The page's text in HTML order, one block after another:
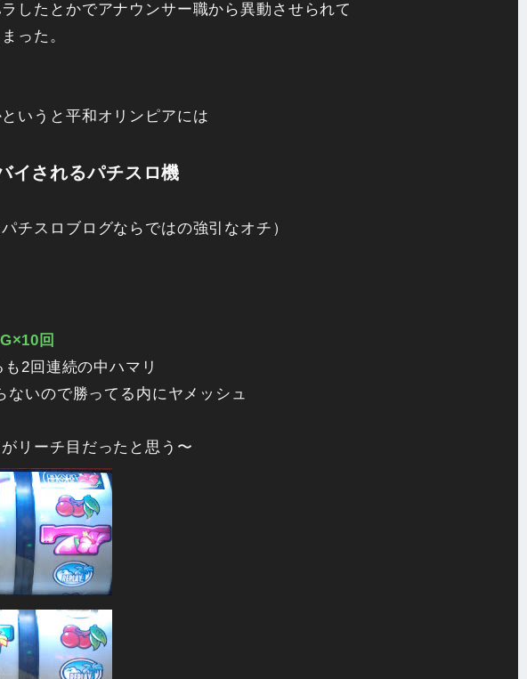
したとかでアナウンサー職から異動させられて
った。
いうと平和オリンピアには
イされるパチスロ機
チスロブログならではの強引なオチ）
回
2回連続の中ハマリ
ないので勝ってる内にヤメッシュ
リーチ目だったと思う〜